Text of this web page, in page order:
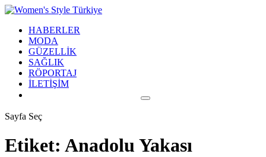
HABERLER
MODA
GÜZELLİK
SAĞLIK
RÖPORTAJ
İLETİŞİM
Sayfa Seç
Etiket: Anadolu Yakası